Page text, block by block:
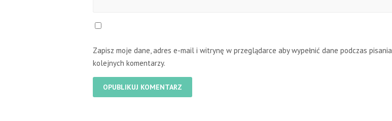
Zapisz moje dane, adres e-mail i witrynę w przeglądarce aby wypełnić dane podczas pisania
kolejnych komentarzy.